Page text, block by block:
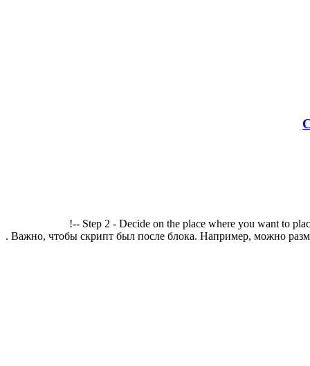
!-- Step 2 - Decide on the place where you want to
. Важно, чтобы скрипт был после блока. Например, можно